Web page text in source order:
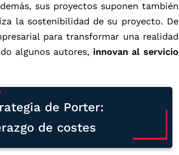
sus proyectos suponen también
la sostenibilidad de su proyecto. De
para transformar una realidad
algunos autores, innovan al servicio
de Porter:
de costes